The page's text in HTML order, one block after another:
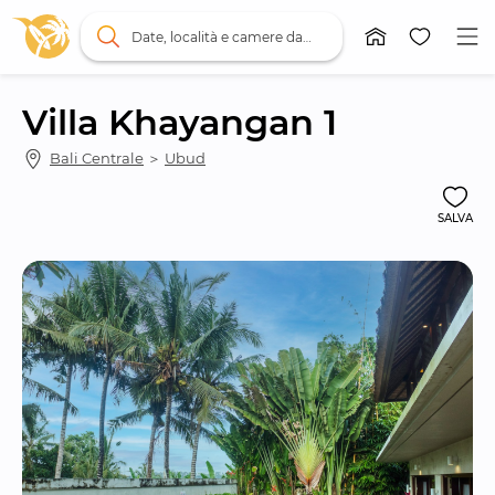
Villa Khayangan 1
Bali Centrale ＞ Ubud
SALVA